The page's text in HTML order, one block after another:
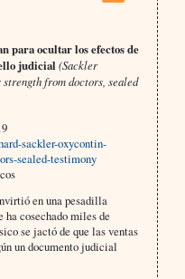
para ocultar los efectos de
judicial (Sackler
from doctors, sealed
sackler-oxycontin-
sealed-testimony
en una pesadilla
cosechado miles de
se jactó de que las ventas
un documento judicial